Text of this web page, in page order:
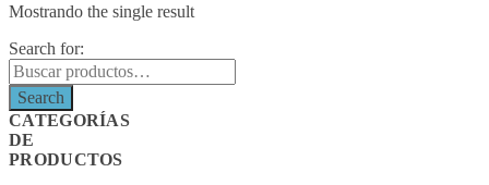
Mostrando the single result
Search for:
Search
CATEGORÍAS
DE
PRODUCTOS